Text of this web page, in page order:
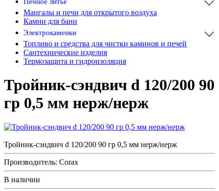
Мангалы и печи для открытого воздуха
Камни для бани
Электрокаменки
Топливо и средства для чистки каминов и печей
Сантехнические изделия
Термозащита и гидроизоляция
Тройник-сэндвич d 120/200 90
гр 0,5 мм нерж/нерж
Тройник-сэндвич d 120/200 90 гр 0,5 мм нерж/нерж
Производитель: Corax
В наличии